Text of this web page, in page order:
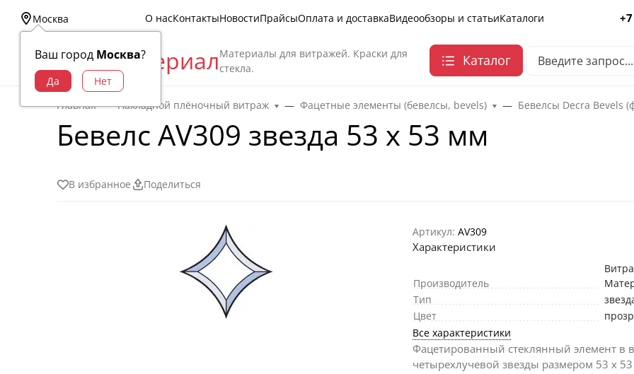
Москва
Ваш город Москва?
О насКонтактыНовостиПрайсыОплата и доставкаВидеообзоры и статьиКаталоги
Витраж МатериалМатериалы для витражей. Краски для
стекла.
Каталог
Главная Накладной плёночный витраж Фацетные элементы (бевелсы, bevels) Бевелсы Decra Bevels
Бевелс AV309 звезда 53 х 53 мм
В избранное Поделиться
Артикул: AV309
Характеристики
Производитель
Тип
Цвет
Все характеристики
Фацетированный стеклянный элемент в
четырехлучевой звезды размером 53 х